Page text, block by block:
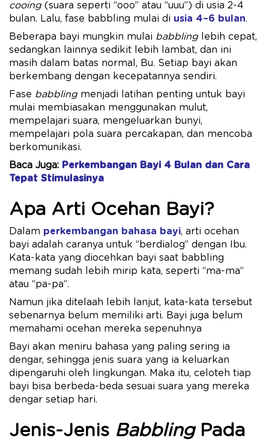
cooing(suara seperti “ooo” atau “uuu”) di usia 2-4
bulan. Lalu, fase babbling mulai di usia 4–6 bulan.
Beberapa bayi mungkin mulai babblinglebih cepat,
sedangkan lainnya sedikit lebih lambat, dan ini
masih dalam batas normal, Bu. Setiap bayi akan
berkembang dengan kecepatannya sendiri.
Fase babblingmenjadi latihan penting untuk bayi
mulai membiasakan menggunakan mulut,
mempelajari suara, mengeluarkan bunyi,
mempelajari pola suara percakapan, dan mencoba
berkomunikasi.
Baca Juga: Perkembangan Bayi 4 Bulan dan Cara
Tepat Stimulasinya
Apa Arti Ocehan Bayi?
Dalam perkembangan bahasa bayi, arti ocehan
bayi adalah caranya untuk “berdialog” dengan Ibu.
Kata-kata yang diocehkan bayi saat babbling
memang sudah lebih mirip kata, seperti “ma-ma”
atau “pa-pa”.
Namun jika ditelaah lebih lanjut, kata-kata tersebut
sebenarnya belum memiliki arti. Bayi juga belum
memahami ocehan mereka sepenuhnya
Bayi akan meniru bahasa yang paling sering ia
dengar, sehingga jenis suara yang ia keluarkan
dipengaruhi oleh lingkungan. Maka itu, celoteh tiap
bayi bisa berbeda-beda sesuai suara yang mereka
dengar setiap hari.
Jenis-Jenis BabblingPada